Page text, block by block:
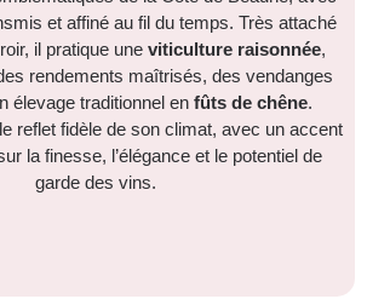
et affiné au fil du temps. Très attaché
il pratique une viticulture raisonnée,
rendements maîtrisés, des vendanges
élevage traditionnel en fûts de chêne.
reflet fidèle de son climat, avec un accent
la finesse, l’élégance et le potentiel de
garde des vins.